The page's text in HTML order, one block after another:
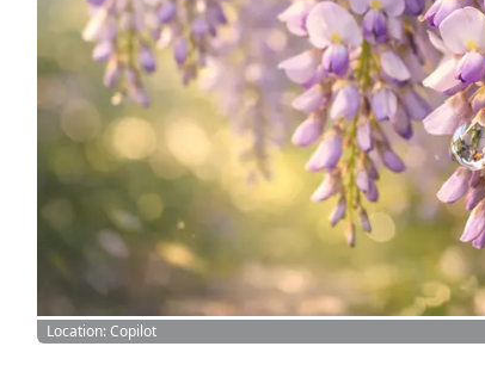
Location: Copilot